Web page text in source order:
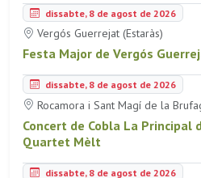
dissabte, 8 de agost de 2026
Vergós Guerrejat (Estaràs)
Festa Major de Vergós
dissabte, 8 de agost de 2026
Rocamora i Sant Magí de la
Concert de Cobla La
Quartet Mèlt
dissabte, 8 de agost de 2026